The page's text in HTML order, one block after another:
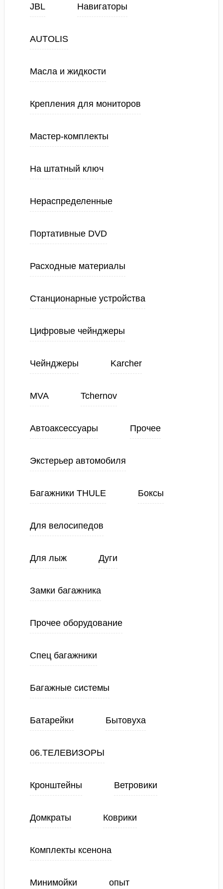
JBL Навигаторы
AUTOLIS
Масла и жидкости
Крепления для мониторов
Мастер-комплекты
На штатный ключ
Нераспределенные
Портативные DVD
Расходные материалы
Станционарные устройства
Цифровые чейнджеры
Чейнджеры Karcher
MVA Tchernov
Автоаксессуары Прочее
Экстерьер автомобиля
Багажники THULE Боксы
Для велосипедов
Для лыж Дуги
Замки багажника
Прочее оборудование
Спец багажники
Багажные системы
Батарейки Бытовуха
06.ТЕЛЕВИЗОРЫ
Кронштейны Ветровики
Домкраты Коврики
Комплекты ксенона
Минимойки опыт